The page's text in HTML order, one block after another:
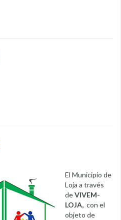
El Municipio de
Loja a través
deVIVEM-
LOJA, con el
objeto de